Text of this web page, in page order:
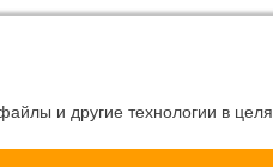
и другие технологии в